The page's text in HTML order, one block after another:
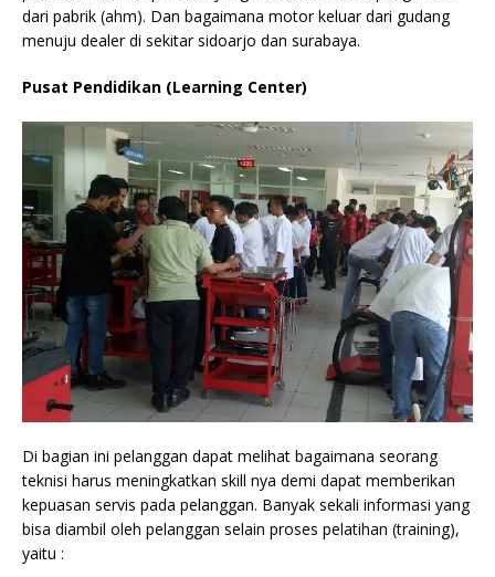
dari pabrik (ahm). Dan bagaimana motor keluar dari gudang
menuju dealer di sekitar sidoarjo dan surabaya.
Pusat Pendidikan (Learning Center)
Di bagian ini pelanggan dapat melihat bagaimana seorang
teknisi harus meningkatkan skill nya demi dapat memberikan
kepuasan servis pada pelanggan. Banyak sekali informasi yang
bisa diambil oleh pelanggan selain proses pelatihan (training),
yaitu :